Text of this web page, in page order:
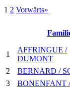
1 2 Vorwärts»
1
AFFRINGUE /
DUMONT
2
BERNARD /
3
BONENFANT